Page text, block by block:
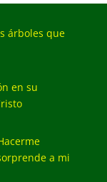
árboles que
en su
a mi